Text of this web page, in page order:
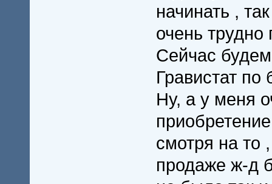
начинать ,
очень трудно
Сейчас
Гравистат по
Ну, а у меня
смотря на то
продаже ж-д